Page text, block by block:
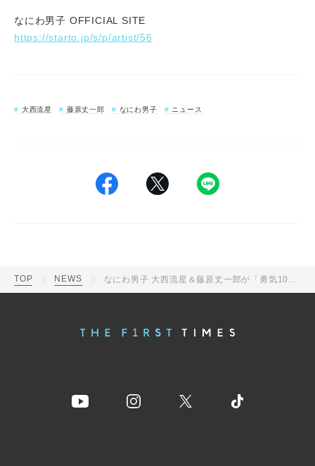
なにわ男子 OFFICIAL SITE
https://starto.jp/s/p/artist/56
大西流星 藤原丈一郎 なにわ男子 ニュース
TOP NEWS なにわ男子 大西流星＆藤原丈一郎が「勇気100％」ダンス！定番の振り付けに「エモすぎる」「オタクがみんな踊れるやつ」の声